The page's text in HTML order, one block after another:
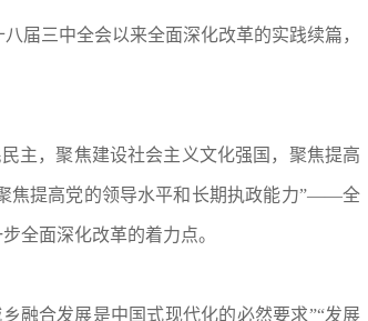
届三中全会以来全面深化改革的实践续篇，
主，聚焦建设社会主义文化强国，聚焦提高
焦提高党的领导水平和长期执政能力”——全
全面深化改革的着力点。
融合发展是中国式现代化的必然要求”“发展